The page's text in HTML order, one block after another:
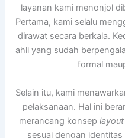
layanan kami menonjol
Pertama, kami selalu
dirawat secara berkala.
ahli yang sudah
formal
Selain itu, kami
pelaksanaan. Hal ini
merancang konsep layout
sesuai dengan